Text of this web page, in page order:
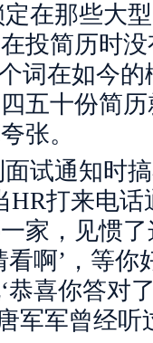
在那些大
投简历时
词在如今的
五十份简
张。
试通知时
HR打来电
家，见惯
啊’，等
恭喜你答对
军军曾经听